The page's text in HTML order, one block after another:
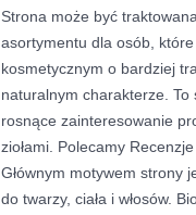
Strona może być
asortymentu dla osób,
kosmetycznym o bardziej
naturalnym charakterze.
rosnące zainteresowanie
ziołami. Polecamy
Głównym motywem strony
do twarzy, ciała i włosów.